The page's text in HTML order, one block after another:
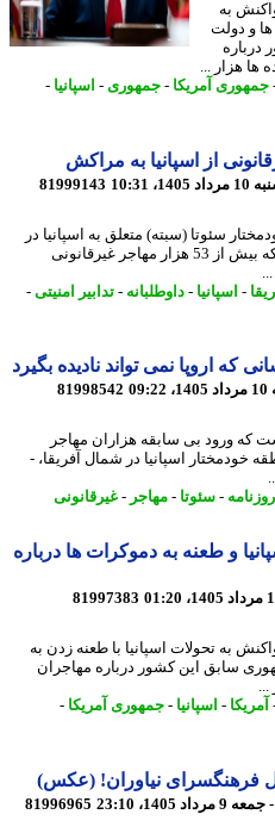
به
دولت
...
آمریکا- جمهوری- اسپانیا-
81999143
سئوتا (سبته) متعلق به اسپانیا در
شمال آفریقا، گزارش ها نشان می دهد که بیش از 53 هزار مهاجر غیرقانونی
اسپانیا-داوطلبانه-تدابیر امنیتی-
اروپا نمی تواند نادیده بگیرد
81998542
ورود بی سابقه هزاران مهاجر
اسپانیا در شمال آفریقا، -
-سئوتا-مهاجر-غیرقانونی
و طعنه به دموکرات ها درباره
81997383
تحولات اسپانیا با طعنه زدن به
این کشور درباره مهاجران
- اسپانیا-جمهوری آمریکا-
نیاوران! (عکس)
81996965